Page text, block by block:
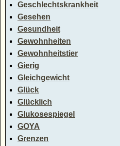
Geschlechtskrankheit
Gesehen
Gesundheit
Gewohnheiten
Gewohnheitstier
Gierig
Gleichgewicht
Glück
Glücklich
Glukosespiegel
GOYA
Grenzen